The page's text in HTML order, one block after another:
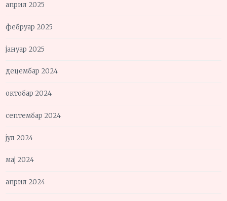
април 2025
фебруар 2025
јануар 2025
децембар 2024
октобар 2024
септембар 2024
јул 2024
мај 2024
април 2024